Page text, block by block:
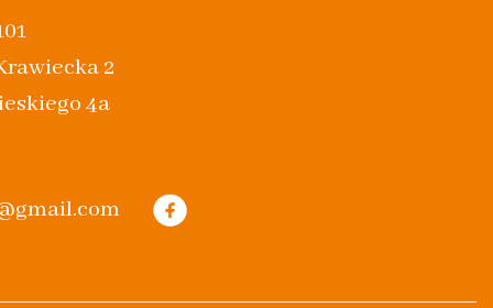
2
4a